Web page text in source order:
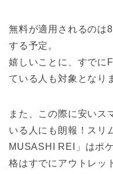
無料が適用されるのは
する予定。
嬉しいことに、すでに
ている人も対象となり
また、この際に安いス
いる人にも朗報！スリ
MUSASHI REI」はポ
格はすでにアウトレッ